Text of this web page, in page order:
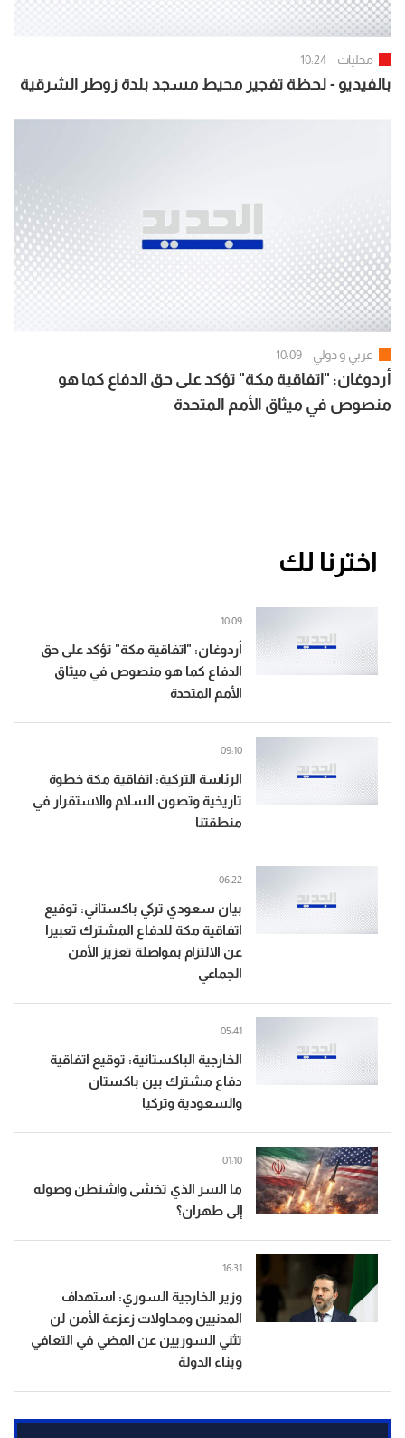
محليات 10:24
بالفيديو - لحظة تفجير محيط مسجد بلدة زوطر الشرقية
عربي و دولي 10:09
أردوغان: "اتفاقية مكة" تؤكد على حق الدفاع كما هو
منصوص في ميثاق الأمم المتحدة
اخترنا لك
أردوغان: "اتفاقية مكة" تؤكد على حق
الدفاع كما هو منصوص في ميثاق
الأمم المتحدة
10:09
الرئاسة التركية: اتفاقية مكة خطوة
تاريخية وتصون السلام والاستقرار في
منطقتنا
09:10
بيان سعودي تركي باكستاني: توقيع
اتفاقية مكة للدفاع المشترك تعبيرا
عن الالتزام بمواصلة تعزيز الأمن
الجماعي
06:22
الخارجية الباكستانية: توقيع اتفاقية
دفاع مشترك بين باكستان
والسعودية وتركيا
05:41
ما السر الذي تخشى واشنطن وصوله
إلى طهران؟
01:10
وزير الخارجية السوري: استهداف
المدنيين ومحاولات زعزعة الأمن لن
تثني السوريين عن المضي في التعافي
وبناء الدولة
16:31